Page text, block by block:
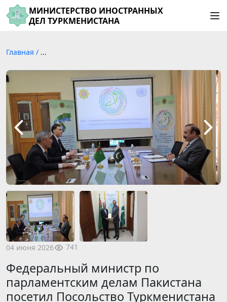
МИНИСТЕРСТВО ИНОСТРАННЫХ
ДЕЛ ТУРКМЕНИСТАНА
Главная / ...
04 июня 2026 741
Федеральный министр по
парламентским делам Пакистана
посетил Посольство Туркменистана